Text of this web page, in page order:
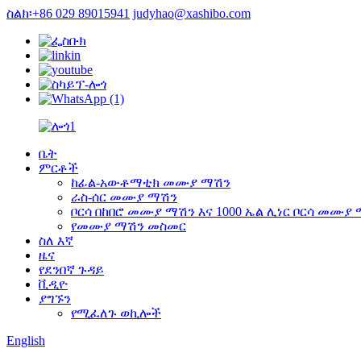
ስልክ፡+86 029 89015941 judyhao@xashibo.com
ቤት
ምርቶች
ከፊል-አውቶማቲክ መሙያ ማሽን
ራስ-ሰር መሙያ ማሽን
ቦርሳ በከበሮ መሙያ ማሽን እና 1000 ኤል ሊነር ቦርሳ መሙያ
የመሙያ ማሽን መስመር
ስለ እኛ
ዜና
የደንበኛ ጉዳይ
ቪዲዮ
ያግኙን
የሚፈለጉ ወኪሎች
English